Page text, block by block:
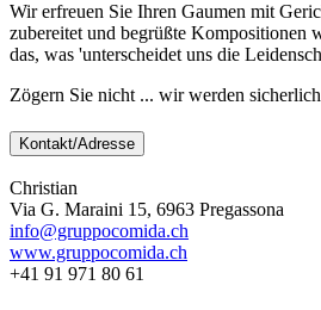
Wir erfreuen Sie Ihren Gaumen mit
zubereitet und begrüßte Kompositionen
das, was 'unterscheidet uns die
Zögern Sie nicht ... wir werden
Kontakt/Adresse
Christian
Via G. Maraini 15, 6963 Pregassona
info@gruppocomida.ch
www.gruppocomida.ch
+41 91 971 80 61